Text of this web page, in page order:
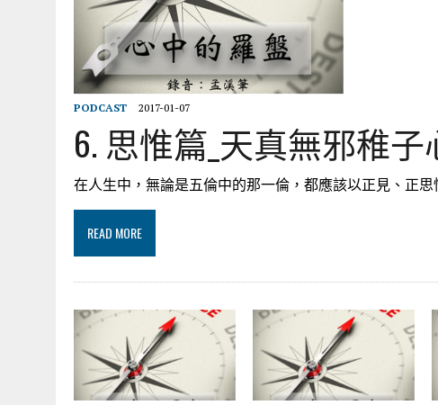
PODCAST 2017-01-07
6. 思惟篇_天真無邪稚子
在人生中，無論是五倫中的那一倫，都應該以正見、正思
READ MORE